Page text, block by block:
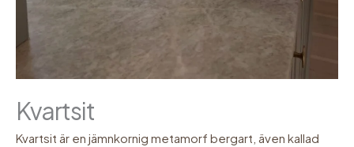
Kvartsit
Kvartsit är en jämnkornig metamorf bergart, även kallad